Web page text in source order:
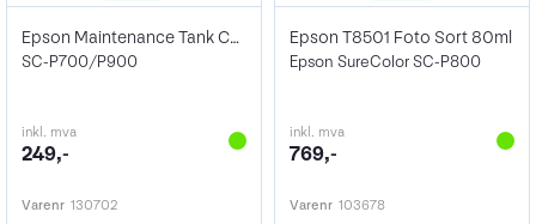
Epson Maintenance Tank C935711
SC-P700/P900
inkl. mva
249,-
Varenr 130702
Epson T8501 Foto Sort 80ml
Epson SureColor SC-P800
inkl. mva
769,-
Varenr 103678